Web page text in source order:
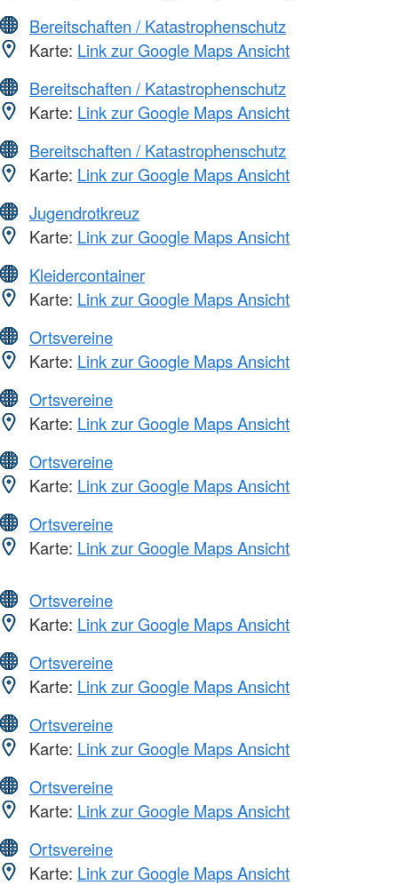
Bereitschaften / Katastrophenschutz
Karte: Link zur Google Maps Ansicht
Bereitschaften / Katastrophenschutz
Karte: Link zur Google Maps Ansicht
Bereitschaften / Katastrophenschutz
Karte: Link zur Google Maps Ansicht
Jugendrotkreuz
Karte: Link zur Google Maps Ansicht
Kleidercontainer
Karte: Link zur Google Maps Ansicht
Ortsvereine
Karte: Link zur Google Maps Ansicht
Ortsvereine
Karte: Link zur Google Maps Ansicht
Ortsvereine
Karte: Link zur Google Maps Ansicht
Ortsvereine
Karte: Link zur Google Maps Ansicht
Ortsvereine
Karte: Link zur Google Maps Ansicht
Ortsvereine
Karte: Link zur Google Maps Ansicht
Ortsvereine
Karte: Link zur Google Maps Ansicht
Ortsvereine
Karte: Link zur Google Maps Ansicht
Ortsvereine
Karte: Link zur Google Maps Ansicht